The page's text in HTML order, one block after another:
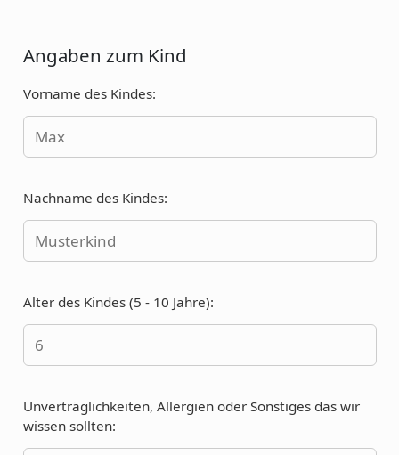
Angaben zum Kind
Vorname des Kindes:
Nachname des Kindes:
Alter des Kindes (5 - 10 Jahre):
Unverträglichkeiten, Allergien oder Sonstiges das wir
wissen sollten: